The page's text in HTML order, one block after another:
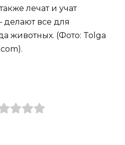
лечат и учат
делают все для
животных. (Фото: Tolga